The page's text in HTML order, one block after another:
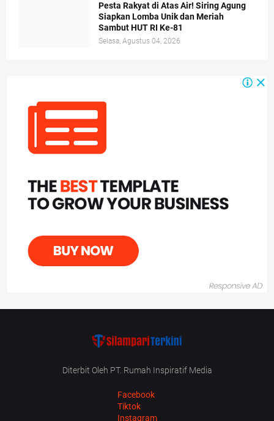
Pesta Rakyat di Atas Air! Siring Agung
Siapkan Lomba Unik dan Meriah
Sambut HUT RI Ke-81
Selasa, Agustus 04, 2026
Diterbit Oleh PT. Rumah Inspiratif Media
Facebook
Tiktok
Instagram